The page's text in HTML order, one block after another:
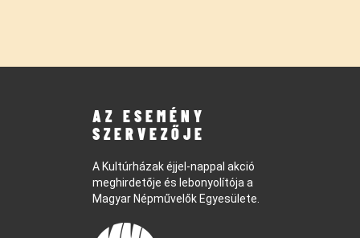
AZ ESEMÉNY
SZERVEZŐJE
A Kultúrházak éjjel-nappal akció
meghirdetője és lebonyolítója a
Magyar Népművelők Egyesülete.